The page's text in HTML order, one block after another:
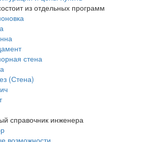
из отдельных программ
стена
(Стена)
справочник инженера
возможности